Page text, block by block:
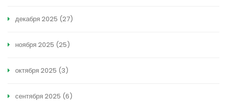
декабря 2025 (27)
ноября 2025 (25)
октября 2025 (3)
сентября 2025 (6)